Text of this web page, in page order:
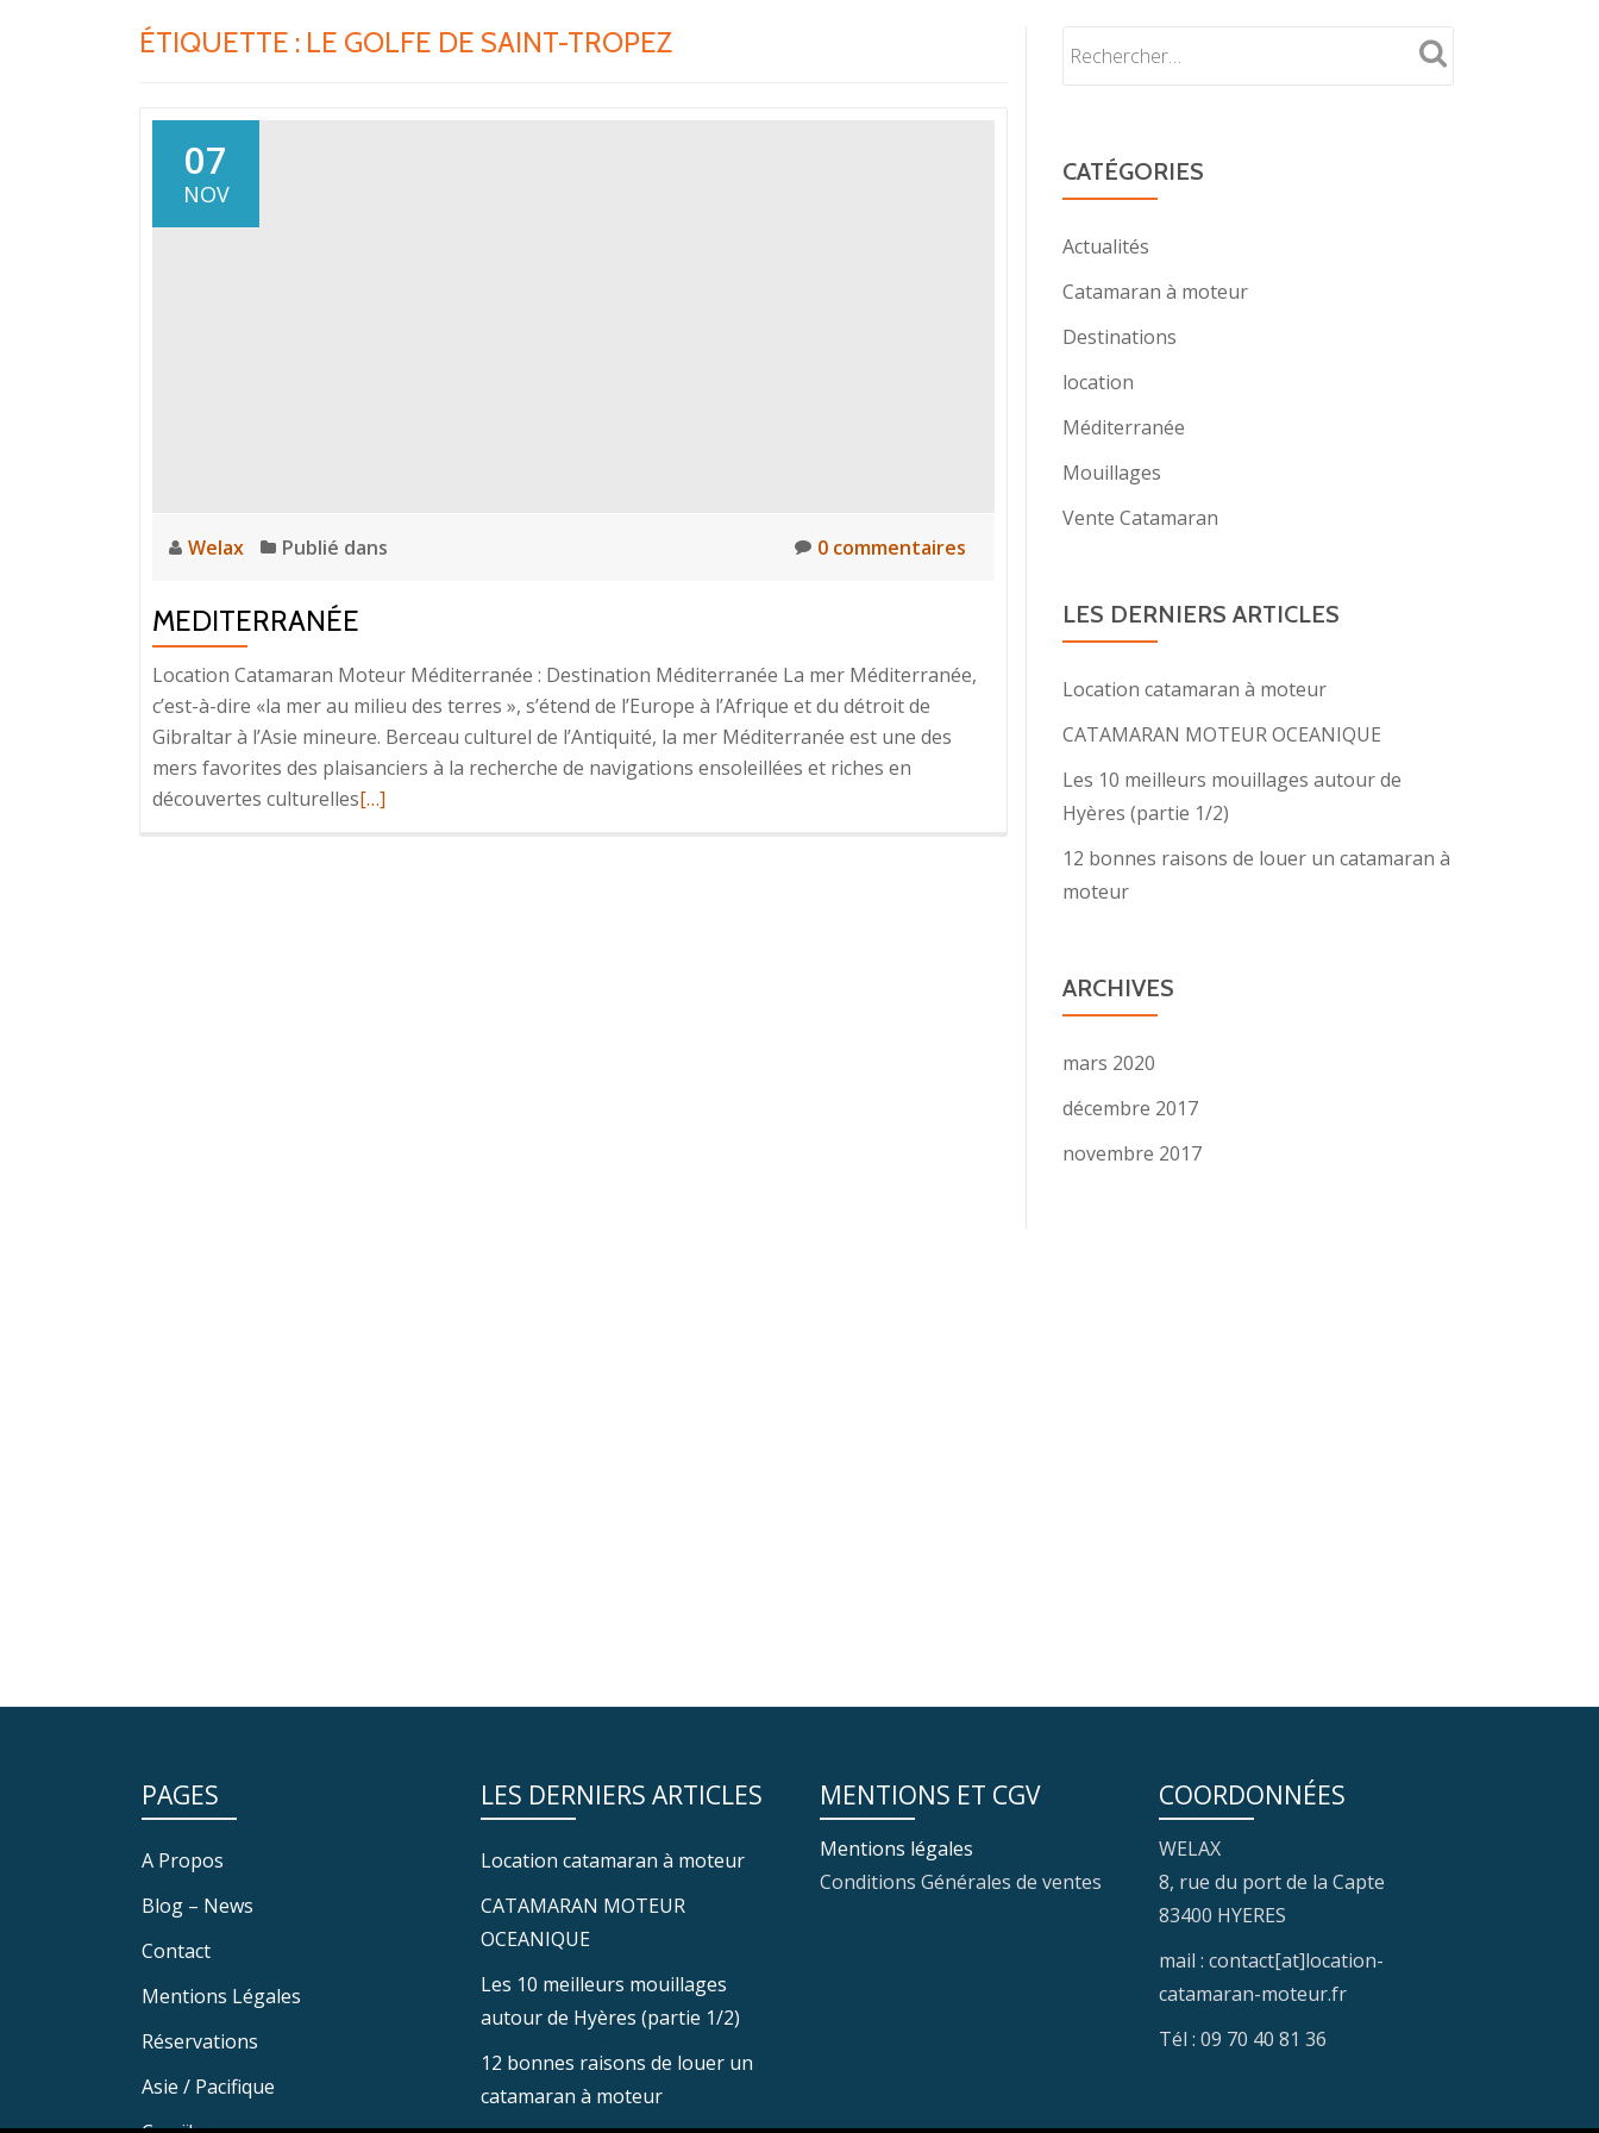
ÉTIQUETTE : LE GOLFE DE SAINT-TROPEZ
07
NOV
Welax Publié dans 0 commentaires
MEDITERRANÉE
Location Catamaran Moteur Méditerranée : Destination Méditerranée La mer Méditerranée,
c’est-à-dire «la mer au milieu des terres », s’étend de l’Europe à l’Afrique et du détroit de
Gibraltar à l’Asie mineure. Berceau culturel de l’Antiquité, la mer Méditerranée est une des
mers favorites des plaisanciers à la recherche de navigations ensoleillées et riches en
découvertes culturellesEn
[…]
CATÉGORIES
Actualités
Catamaran à moteur
Destinations
location
Méditerranée
Mouillages
Vente Catamaran
LES DERNIERS ARTICLES
Location catamaran à moteur
CATAMARAN MOTEUR OCEANIQUE
Les 10 meilleurs mouillages autour de
Hyères (partie 1/2)
12 bonnes raisons de louer un catamaran à
moteur
ARCHIVES
mars 2020
décembre 2017
novembre 2017
PAGES
A Propos
Blog – News
Contact
Mentions Légales
Réservations
Asie / Pacifique
LES DERNIERS ARTICLES
Location catamaran à moteur
CATAMARAN MOTEUR
OCEANIQUE
Les 10 meilleurs mouillages
autour de Hyères (partie 1/2)
12 bonnes raisons de louer un
catamaran à moteur
MENTIONS ET CGV
Mentions légales
Conditions Générales de ventes
COORDONNÉES
WELAX
8, rue du port de la Capte
83400 HYERES
mail : contact[at]location-
catamaran-moteur.fr
Tél : 09 70 40 81 36